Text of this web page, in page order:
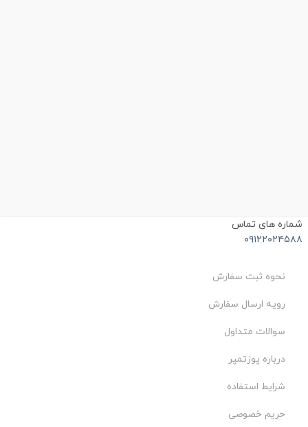
های تماس
نحوه ثبت سفارش
رویه ارسال سفارش
سوالات متداول
درباره پوزتمپر
شرایط استفاده
حریم خصوصی